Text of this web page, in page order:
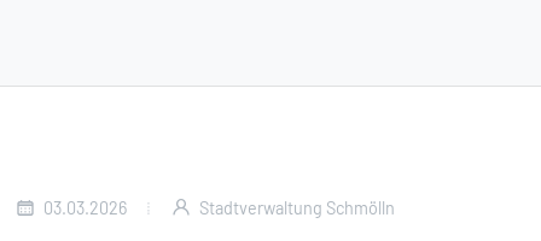
03.03.2026 Stadtverwaltung Schmölln